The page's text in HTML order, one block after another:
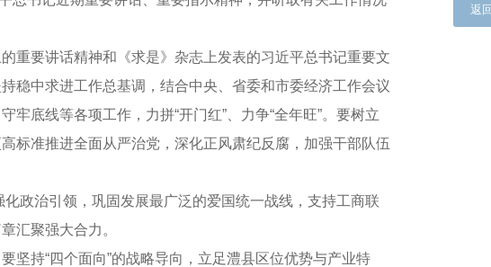
重要讲话精神和《求是》杂志上发表的习近平总书记重要文
稳中求进工作总基调，结合中央、省委和市委经济工作会议
底线等各项工作，力拼“开门红”、力争“全年旺”。要树立
标准推进全面从严治党，深化正风肃纪反腐，加强干部队伍
政治引领，巩固发展最广泛的爱国统一战线，支持工商联
汇聚强大合力。
坚持“四个面向”的战略导向，立足澧县区位优势与产业特
返